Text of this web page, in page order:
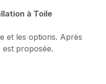
à Toile
et les options. Après
proposée.